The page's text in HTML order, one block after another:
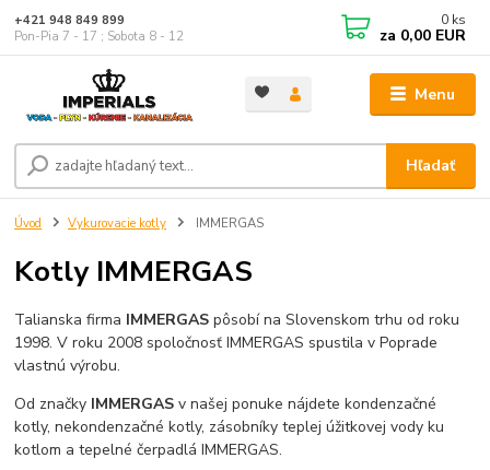
Menu
Hľadať
+421 948 849 899
Pon-Pia 7 - 17 ; Sobota 8 - 12
0 ks
za 0,00 EUR
Úvod Vykurovacie kotly IMMERGAS
Kotly IMMERGAS
Talianska firma IMMERGASpôsobí na Slovenskom trhu od roku
1998. V roku 2008 spoločnosť IMMERGAS spustila v Poprade
vlastnú výrobu.
Od značky IMMERGASv našej ponuke nájdete kondenzačné
kotly, nekondenzačné kotly, zásobníky teplej úžitkovej vody ku
kotlom a tepelné čerpadlá IMMERGAS.